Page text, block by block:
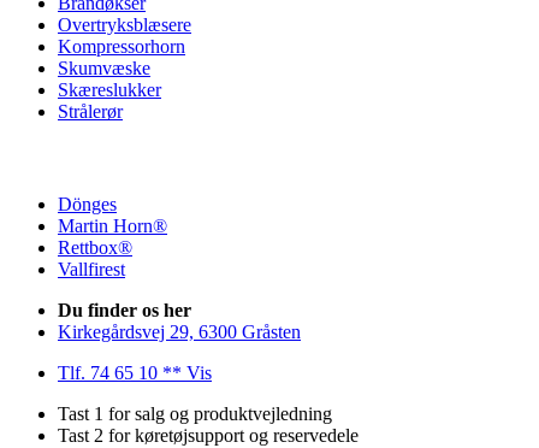
Overtryksblæsere
Kompressorhorn
Skumvæske
Skæreslukker
Strålerør
Dönges
Martin Horn®
Rettbox®
Vallfirest
Du finder os her
Kirkegårdsvej 29, 6300 Gråsten
Tlf. 74 65 10 ** Vis
Tast 1 for salg og produktvejledning
Tast 2 for køretøjsupport og reservedele